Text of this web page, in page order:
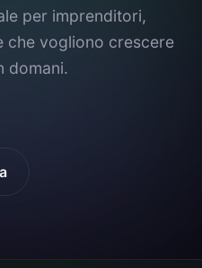
per imprenditori,
che vogliono crescere
domani.